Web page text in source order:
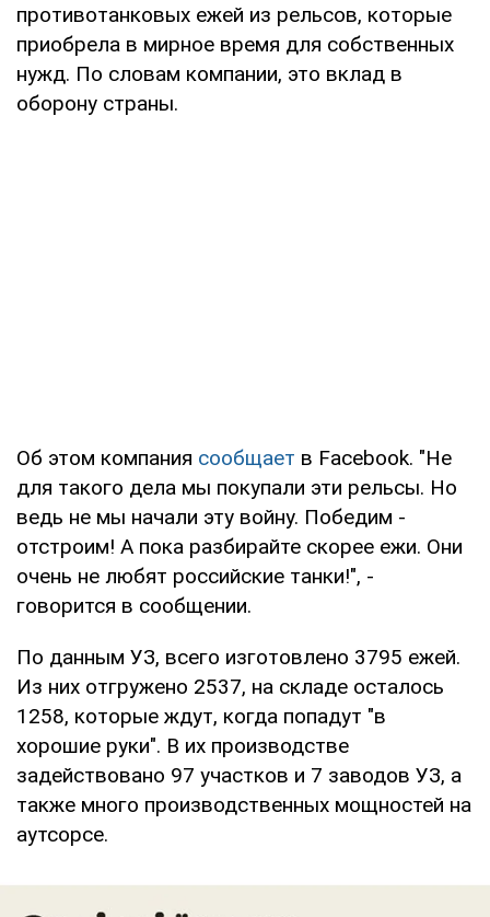
противотанковых ежей из рельсов, которые
приобрела в мирное время для собственных
нужд. По словам компании, это вклад в
оборону страны.
Об этом компания сообщает в Facebook. "Не
для такого дела мы покупали эти рельсы. Но
ведь не мы начали эту войну. Победим -
отстроим! А пока разбирайте скорее ежи. Они
очень не любят российские танки!", -
говорится в сообщении.
По данным УЗ, всего изготовлено 3795 ежей.
Из них отгружено 2537, на складе осталось
1258, которые ждут, когда попадут "в
хорошие руки". В их производстве
задействовано 97 участков и 7 заводов УЗ, а
также много производственных мощностей на
аутсорсе.